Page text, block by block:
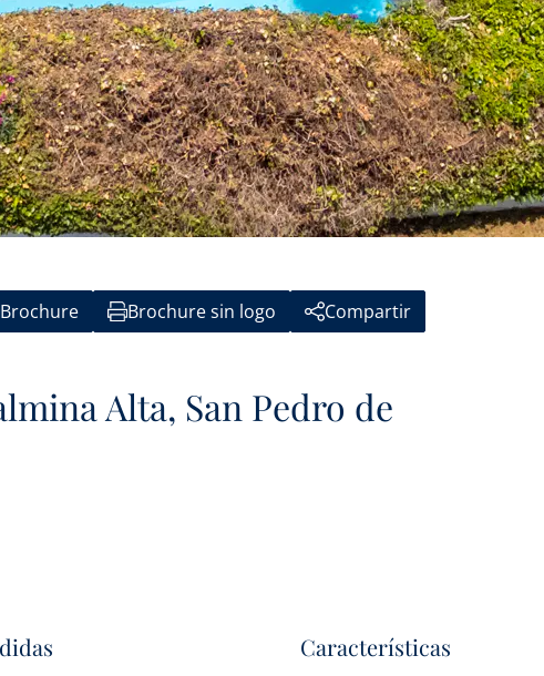
Brochure Brochure sin logo Compartir
Alta, San Pedro de
Características